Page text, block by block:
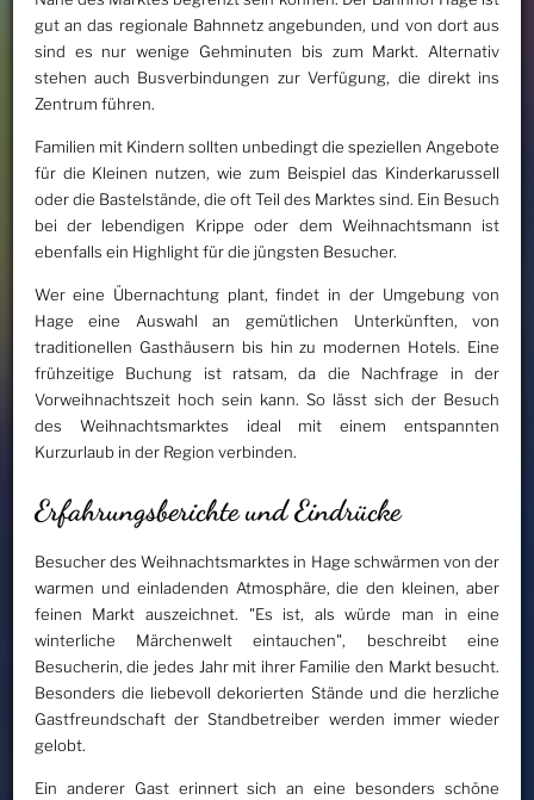
gut an das regionale Bahnnetz angebunden, und von dort aus
sind es nur wenige Gehminuten bis zum Markt. Alternativ
stehen auch Busverbindungen zur Verfügung, die direkt ins
Zentrum führen.
Familien mit Kindern sollten unbedingt die speziellen Angebote
für die Kleinen nutzen, wie zum Beispiel das Kinderkarussell
oder die Bastelstände, die oft Teil des Marktes sind. Ein Besuch
bei der lebendigen Krippe oder dem Weihnachtsmann ist
ebenfalls ein Highlight für die jüngsten Besucher.
Wer eine Übernachtung plant, findet in der Umgebung von
Hage eine Auswahl an gemütlichen Unterkünften, von
traditionellen Gasthäusern bis hin zu modernen Hotels. Eine
frühzeitige Buchung ist ratsam, da die Nachfrage in der
Vorweihnachtszeit hoch sein kann. So lässt sich der Besuch
des Weihnachtsmarktes ideal mit einem entspannten
Kurzurlaub in der Region verbinden.
Erfahrungsberichte und Eindrücke
Besucher des Weihnachtsmarktes in Hage schwärmen von der
warmen und einladenden Atmosphäre, die den kleinen, aber
feinen Markt auszeichnet. "Es ist, als würde man in eine
winterliche Märchenwelt eintauchen", beschreibt eine
Besucherin, die jedes Jahr mit ihrer Familie den Markt besucht.
Besonders die liebevoll dekorierten Stände und die herzliche
Gastfreundschaft der Standbetreiber werden immer wieder
gelobt.
Ein anderer Gast erinnert sich an eine besonders schöne